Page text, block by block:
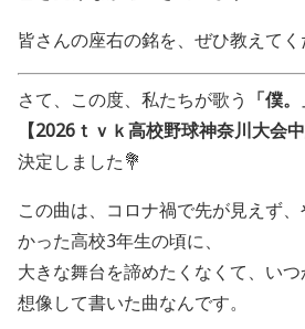
皆さんの座右の銘を、ぜひ教えて
さて、この度、私たちが歌う 「僕。
【2026ｔｖｋ高校野球神奈川大会
決定しました💐
この曲は、コロナ禍で先が見えず
かった高校3年生の頃に、
大きな舞台を諦めたくなくて、い
想像して書いた曲なんです。